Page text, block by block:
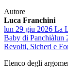
Autore
Luca Franchini
lun 29 giu 2026 La
Baby di Panchiàlun
Revolti, Sicheri e
Elenco degli